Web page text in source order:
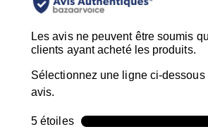
Les avis ne peuvent être soumis
clients ayant acheté les produits.
Sélectionnez une ligne ci-dessous
avis.
5 étoilesétoiles